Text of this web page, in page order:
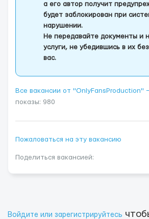
а его автор получит
будет заблокирован при
нарушении.
Не передавайте документы и
услуги, не убедившись в их
вас.
Все вакансии от
показы: 980
Пожаловаться на эту вакансию
Поделиться вакансией:
Войдите или зарегистрируйтесь